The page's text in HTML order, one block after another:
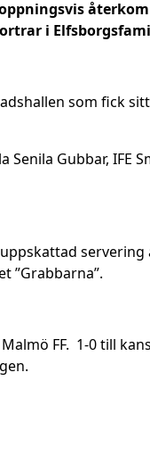
i
som fick
Gubbar, IFE
servering
”Grabbarna”.
FF. 1-0 till